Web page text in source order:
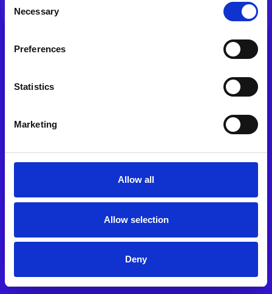
Selection
Necessary
Preferences
Statistics
Marketing
Allow all
Allow selection
Deny
exclusifs directement dans votre boîte
Des exemples inspirants d’expériences clients
Des stratégies basées sur la recherche pour
améliorer votre approche du feedback
mettre en œuvre immédiatement
De nouvelles perspectives pour transformer
inoubliables
RETOURNER À LA PAGE D'ACCUEIL